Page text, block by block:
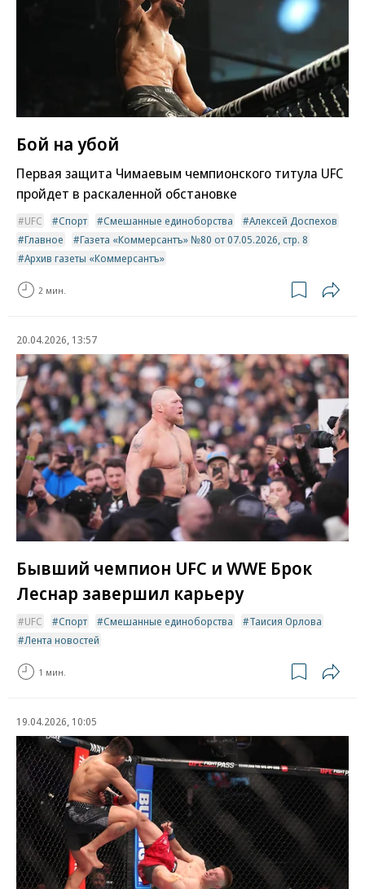
Бой на убой
Первая защита Чимаевым чемпионского титула UFC
пройдет в раскаленной обстановке
UFC Спорт Смешанные единоборства
Алексей Доспехов
Главное
Газета «Коммерсантъ» №80 от 07.05.2026, стр. 8
Архив газеты «Коммерсантъ»
2 мин.
20.04.2026, 13:57
Бывший чемпион UFC и WWE Брок
Леснар завершил карьеру
UFC Спорт Смешанные единоборства
Таисия Орлова
Лента новостей
1 мин.
19.04.2026, 10:05